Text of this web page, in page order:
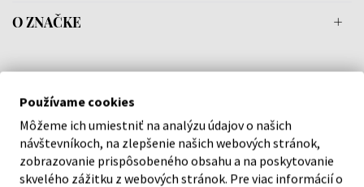
O ZNAČKE
Náš výber na mieru presne pre
vás
Používame cookies
Môžeme ich umiestniť na analýzu údajov o našich
návštevníkoch, na zlepšenie našich webových stránok,
zobrazovanie prispôsobeného obsahu a na poskytovanie
skvelého zážitku z webových stránok. Pre viac informácií o